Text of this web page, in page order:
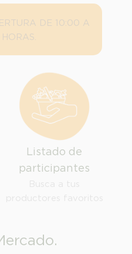
DE 10:00 A
Listado de
participantes
DE TUS DATOS